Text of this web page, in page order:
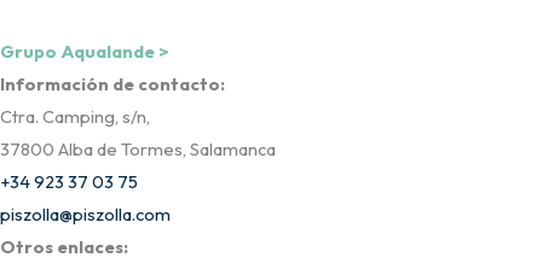
Grupo Aqualande >
Información de contacto:
Ctra. Camping, s/n,
37800 Alba de Tormes, Salamanca
+34 923 37 03 75
piszolla@piszolla.com
Otros enlaces: